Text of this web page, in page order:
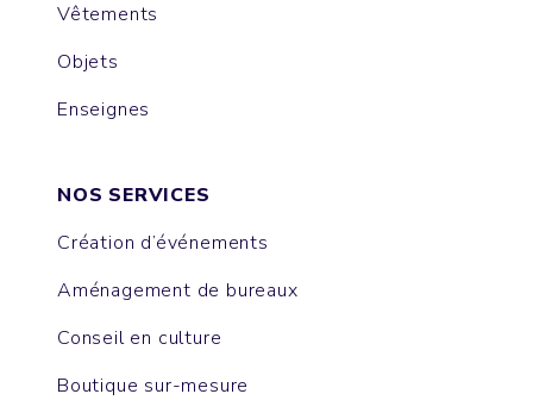
Vêtements
Objets
Enseignes
NOS SERVICES
Création d’événements
Aménagement de bureaux
Conseil en culture
Boutique sur-mesure